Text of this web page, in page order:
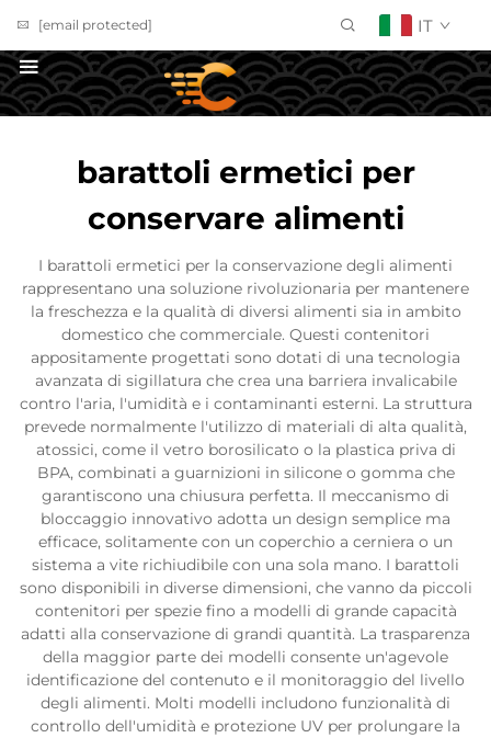
[email protected] IT
barattoli ermetici per
conservare alimenti
I barattoli ermetici per la conservazione degli alimenti
rappresentano una soluzione rivoluzionaria per mantenere
la freschezza e la qualità di diversi alimenti sia in ambito
domestico che commerciale. Questi contenitori
appositamente progettati sono dotati di una tecnologia
avanzata di sigillatura che crea una barriera invalicabile
contro l'aria, l'umidità e i contaminanti esterni. La struttura
prevede normalmente l'utilizzo di materiali di alta qualità,
atossici, come il vetro borosilicato o la plastica priva di
BPA, combinati a guarnizioni in silicone o gomma che
garantiscono una chiusura perfetta. Il meccanismo di
bloccaggio innovativo adotta un design semplice ma
efficace, solitamente con un coperchio a cerniera o un
sistema a vite richiudibile con una sola mano. I barattoli
sono disponibili in diverse dimensioni, che vanno da piccoli
contenitori per spezie fino a modelli di grande capacità
adatti alla conservazione di grandi quantità. La trasparenza
della maggior parte dei modelli consente un'agevole
identificazione del contenuto e il monitoraggio del livello
degli alimenti. Molti modelli includono funzionalità di
controllo dell'umidità e protezione UV per prolungare la